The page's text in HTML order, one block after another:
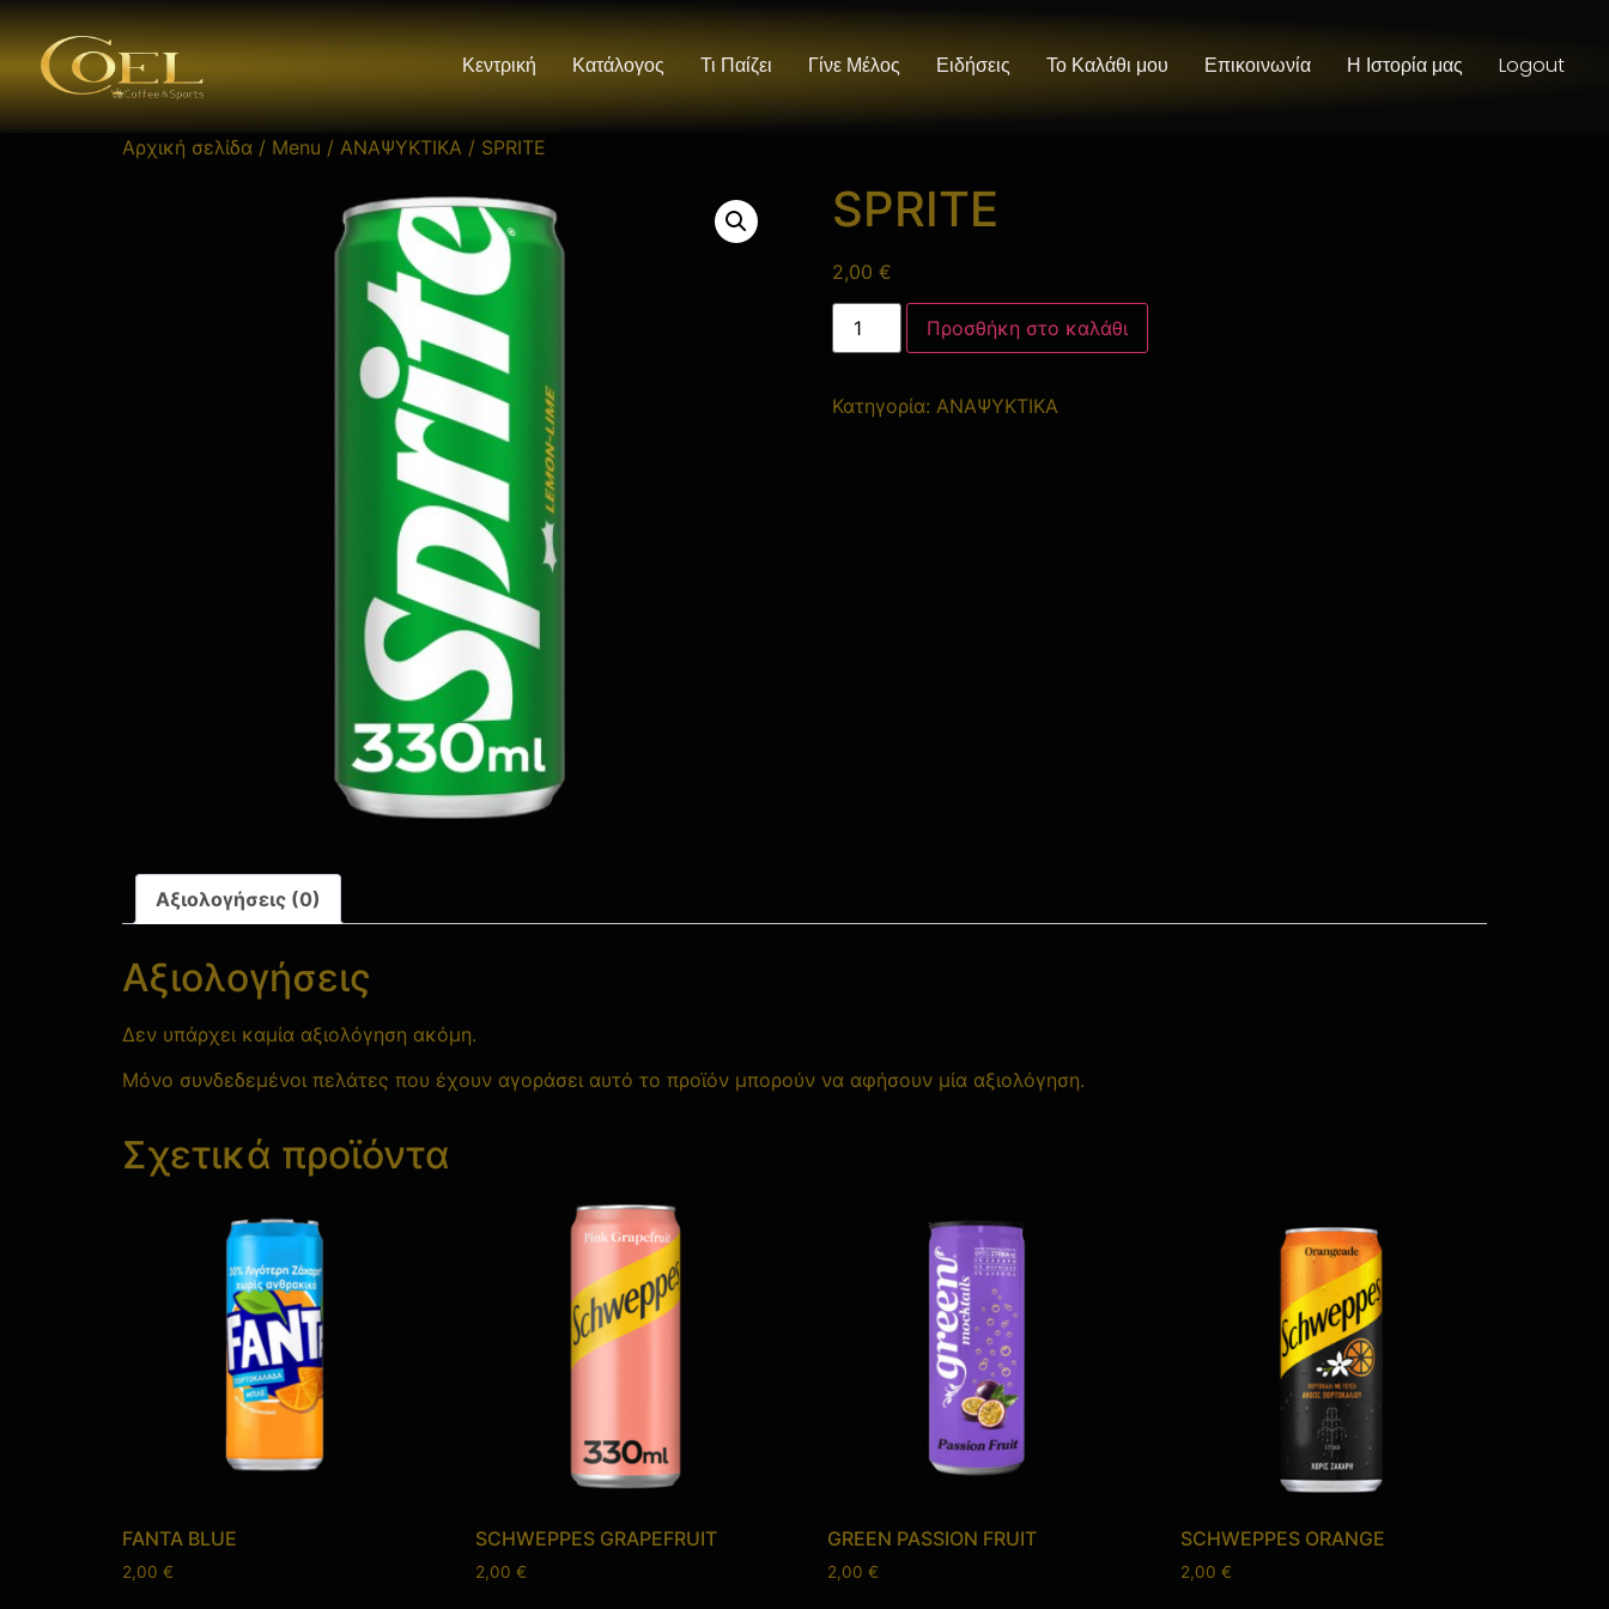
Κεντρική Κατάλογος Τι Παίζει Γίνε Μέλος Ειδήσεις Το Καλάθι μου Επικοινωνία Η Ιστορία μας Logout
Αρχική σελίδα / Menu / ΑΝΑΨΥΚΤΙΚΑ / SPRITE
SPRITE
2,00 €
Προσθήκη στο καλάθι
Κατηγορία: ΑΝΑΨΥΚΤΙΚΑ
Αξιολογήσεις (0)
Αξιολογήσεις
Δεν υπάρχει καμία αξιολόγηση ακόμη.
Μόνο συνδεδεμένοι πελάτες που έχουν αγοράσει αυτό το προϊόν μπορούν να αφήσουν μία αξιολόγηση.
Σχετικά προϊόντα
FANTA BLUE
2,00 €
SCHWEPPES GRAPEFRUIT
2,00 €
GREEN PASSION FRUIT
2,00€
SCHWEPPES ORANGE
2,00€